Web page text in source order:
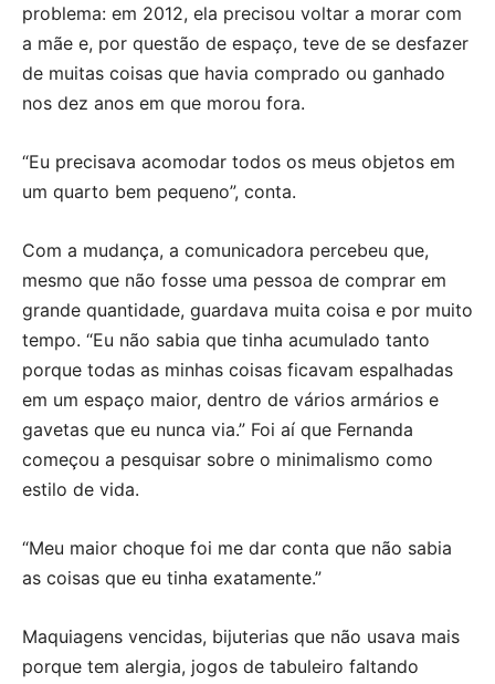
problema: em 2012, ela precisou voltar a morar com
a mãe e, por questão de espaço, teve de se desfazer
de muitas coisas que havia comprado ou ganhado
nos dez anos em que morou fora.
“Eu precisava acomodar todos os meus objetos em
um quarto bem pequeno”, conta.
Com a mudança, a comunicadora percebeu que,
mesmo que não fosse uma pessoa de comprar em
grande quantidade, guardava muita coisa e por muito
tempo. “Eu não sabia que tinha acumulado tanto
porque todas as minhas coisas ficavam espalhadas
em um espaço maior, dentro de vários armários e
gavetas que eu nunca via.” Foi aí que Fernanda
começou a pesquisar sobre o minimalismo como
estilo de vida.
“Meu maior choque foi me dar conta que não sabia
as coisas que eu tinha exatamente.”
Maquiagens vencidas, bijuterias que não usava mais
porque tem alergia, jogos de tabuleiro faltando